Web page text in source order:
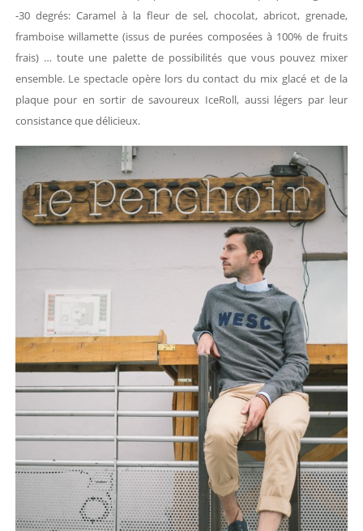
-30 degrés: Caramel à la fleur de sel, chocolat, abricot, grenade,
framboise willamette (issus de purées composées à 100% de fruits
frais) … toute une palette de possibilités que vous pouvez mixer
ensemble. Le spectacle opère lors du contact du mix glacé et de la
plaque pour en sortir de savoureux IceRoll, aussi légers par leur
consistance que délicieux.